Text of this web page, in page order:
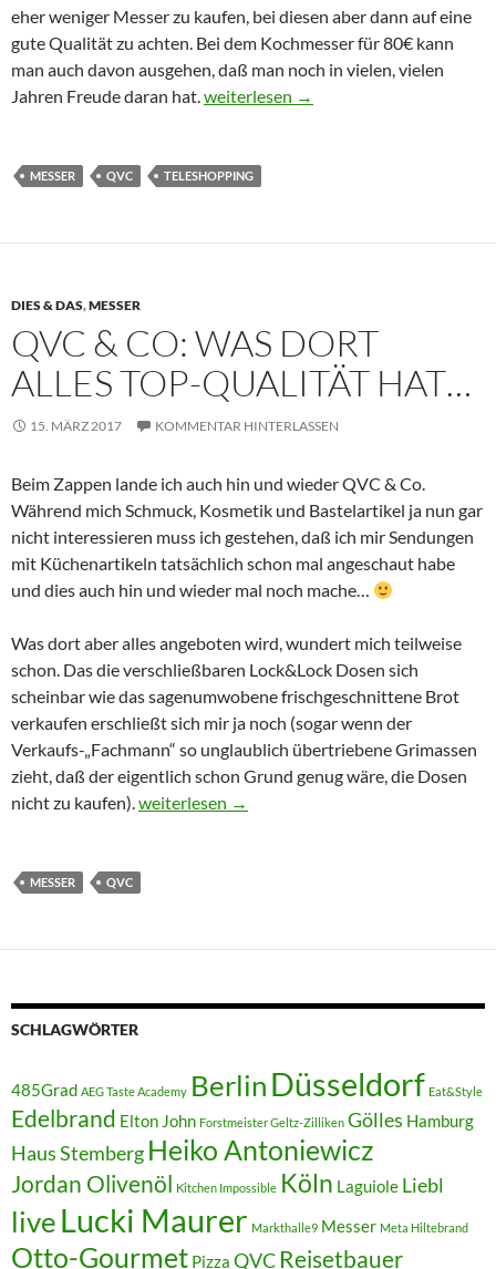
eher weniger Messer zu kaufen, bei diesen aber dann auf eine
gute Qualität zu achten. Bei dem Kochmesser für 80€ kann
man auch davon ausgehen, daß man noch in vielen, vielen
Jahren Freude daran hat.Warum kauft man ein Messer-Set im
weiterlesen →
MESSER QVC TELESHOPPING
DIES & DAS,MESSER
QVC & CO: WAS DORT
ALLES TOP-QUALITÄT HAT…
15. MÄRZ 2017 KOMMENTAR HINTERLASSEN
Beim Zappen lande ich auch hin und wieder QVC & Co.
Während mich Schmuck, Kosmetik und Bastelartikel ja nun gar
nicht interessieren muss ich gestehen, daß ich mir Sendungen
mit Küchenartikeln tatsächlich schon mal angeschaut habe
und dies auch hin und wieder mal noch mache…
Was dort aber alles angeboten wird, wundert mich teilweise
schon. Das die verschließbaren Lock&Lock Dosen sich
scheinbar wie das sagenumwobene frischgeschnittene Brot
verkaufen erschließt sich mir ja noch (sogar wenn der
Verkaufs-„Fachmann“ so unglaublich übertriebene Grimassen
zieht, daß der eigentlich schon Grund genug wäre, die Dosen
nicht zu kaufen).QVC & Co: Was dort alles Top-Qualität hat…
weiterlesen →
MESSER QVC
SCHLAGWÖRTER
485Grad AEG Taste Academy BerlinDüsseldorf Eat&Style
Edelbrand Elton John Forstmeister Geltz-Zilliken Gölles Hamburg
Haus Stemberg Heiko Antoniewicz
Jordan Olivenöl Kitchen Impossible Köln Laguiole Liebl
liveLucki Maurer Markthalle9 Messer Meta Hiltebrand
Otto-Gourmet Pizza QVC Reisetbauer